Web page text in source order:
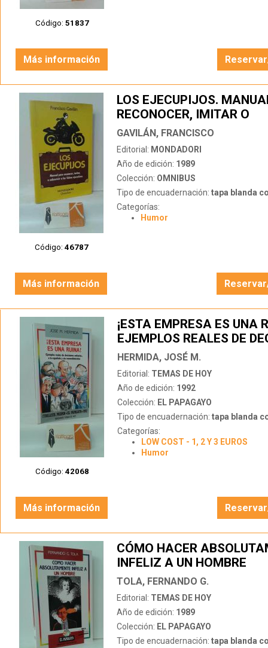
Código: 51837
Más información
Código: 46787
LOS EJECUPIJOS.
RECONOCER, IMITAR O
SOBREVIVIR A LOS
EJECUTIVOS
GAVILÁN, FRANCISCO
Editorial: MONDADORI
Año de edición: 1989
Colección: OMNIBUS
Tipo de encuadernación: tapa blanda
Categorías:
Humor
Más información
Código: 42068
¡ESTA EMPRESA ES UNA
EJEMPLOS REALES DE
NEFASTAS, A LA
REMORDIMIENTOS
HERMIDA, JOSÉ M.
Editorial: TEMAS DE HOY
Año de edición: 1992
Colección: EL PAPAGAYO
Tipo de encuadernación: tapa blanda
Categorías:
LOW COST - 1, 2 Y 3 EUROS
Humor
Más información
CÓMO HACER
INFELIZ A UN HOMBRE
TOLA, FERNANDO G.
Editorial: TEMAS DE HOY
Año de edición: 1989
Colección: EL PAPAGAYO
Tipo de encuadernación: tapa blanda